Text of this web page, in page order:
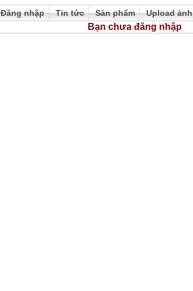
Đăng nhập Tin tức Sản phẩm Upload ảnh
Bạn chưa đăng nhập